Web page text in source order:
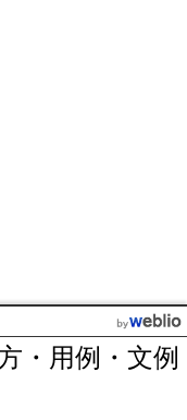
・用例・文例